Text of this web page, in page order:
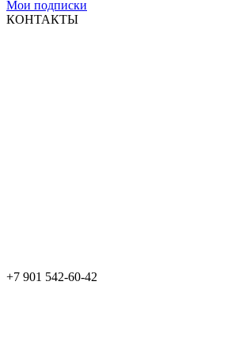
Мои подписки
КОНТАКТЫ
+7 901 542-60-42